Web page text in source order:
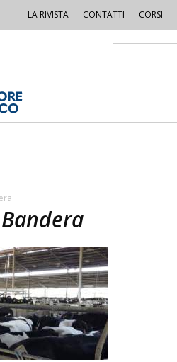
LA RIVISTA CONTATTI CORSI